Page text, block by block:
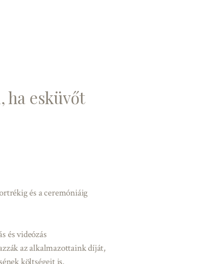
ha esküvőt
és a ceremóniáig
és videózás
az alkalmazottaink díját,